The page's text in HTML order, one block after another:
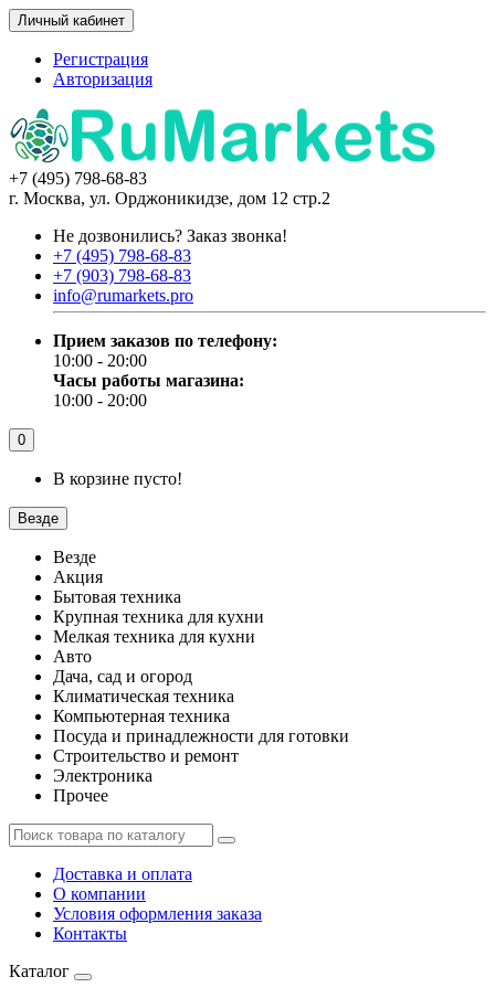
Личный кабинет
Регистрация
Авторизация
+7 (495) 798-68-83
г. Москва, ул. Орджоникидзе, дом 12 стр.2
Не дозвонились? Заказ звонка!
+7 (495) 798-68-83
+7 (903) 798-68-83
info@rumarkets.pro
Прием заказов по телефону:
10:00 - 20:00
Часы работы магазина:
10:00 - 20:00
0
В корзине пусто!
Везде
Везде
Акция
Бытовая техника
Крупная техника для кухни
Мелкая техника для кухни
Авто
Дача, сад и огород
Климатическая техника
Компьютерная техника
Посуда и принадлежности для готовки
Строительство и ремонт
Электроника
Прочее
Доставка и оплата
О компании
Условия оформления заказа
Контакты
Каталог